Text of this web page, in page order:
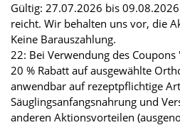
Gültig: 27.07.2026 bis
reicht. Wir behalten uns vor, die
Keine Barauszahlung.
22: Bei Verwendung des
20 % Rabatt auf ausgewählte
anwendbar auf rezeptpflichtige
Säuglingsanfangsnahrung und
anderen Aktionsvorteilen